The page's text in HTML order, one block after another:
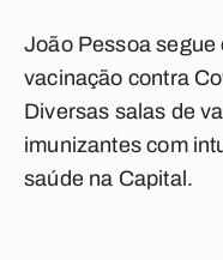
João Pessoa segue
vacinação contra
Diversas salas de
imunizantes com
saúde na Capital.